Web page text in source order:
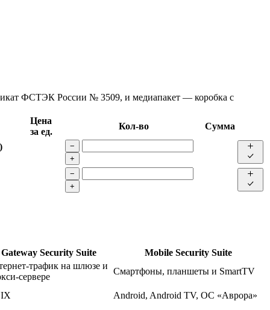
ФСТЭК России № 3509, и медиапакет — коробка с
Цена
за ед.
Кол-во
Сумма
−
+
−
+
Gateway Security Suite
Mobile Security Suite
трафик на шлюзе и
сервере
Смартфоны, планшеты и SmartTV
Android, Android TV, ОС «Аврора»